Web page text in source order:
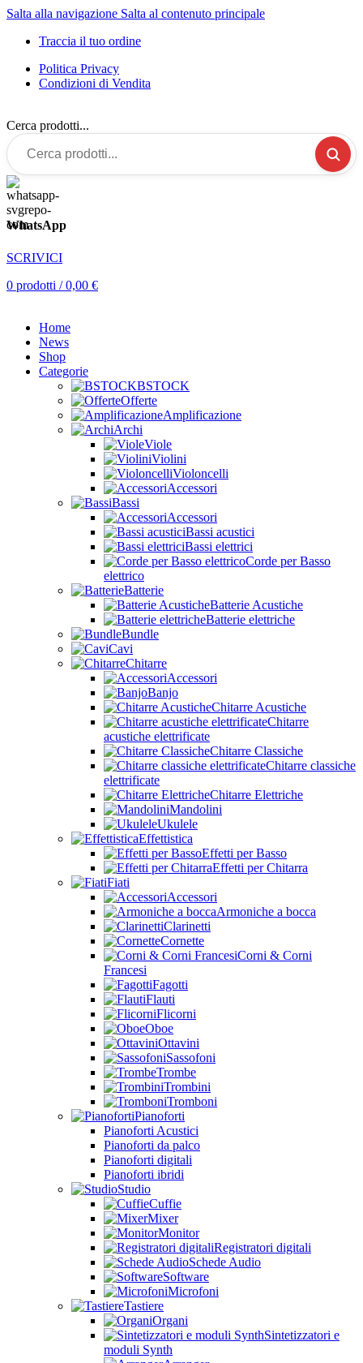
Salta alla navigazione Salta al contenuto principale
Traccia il tuo ordine
Politica Privacy
Condizioni di Vendita
Cerca prodotti...
WhatsApp
SCRIVICI
0 prodotti / 0,00 €
Home
News
Shop
Categorie
BSTOCK
Offerte
Amplificazione
Archi
Viole
Violini
Violoncelli
Accessori
Bassi
Accessori
Bassi acustici
Bassi elettrici
Corde per Basso
elettrico
Batterie
Batterie Acustiche
Batterie elettriche
Bundle
Cavi
Chitarre
Accessori
Banjo
Chitarre Acustiche
Chitarre
acustiche elettrificate
Chitarre Classiche
Chitarre classiche
elettrificate
Chitarre Elettriche
Mandolini
Ukulele
Effettistica
Effetti per Basso
Effetti per Chitarra
Fiati
Accessori
Armoniche a bocca
Clarinetti
Cornette
Corni & Corni
Francesi
Fagotti
Flauti
Flicorni
Oboe
Ottavini
Sassofoni
Trombe
Trombini
Tromboni
Pianoforti
Pianoforti Acustici
Pianoforti da palco
Pianoforti digitali
Pianoforti ibridi
Studio
Cuffie
Mixer
Monitor
Registratori digitali
Schede Audio
Software
Microfoni
Tastiere
Organi
Sintetizzatori e
moduli Synth